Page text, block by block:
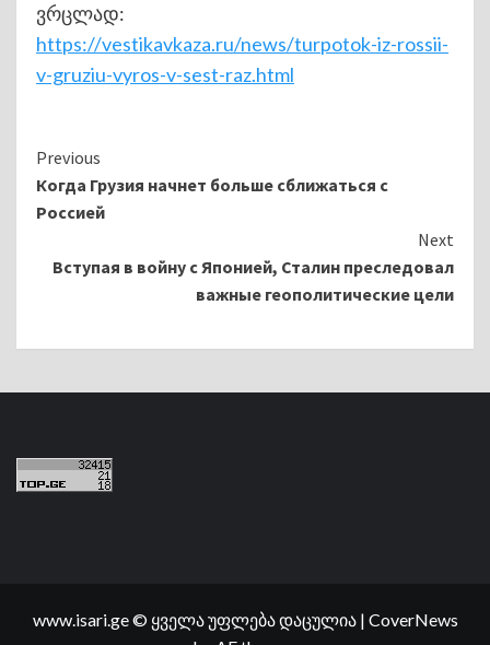
ვრცლად:
https://vestikavkaza.ru/news/turpotok-iz-rossii-
v-gruziu-vyros-v-sest-raz.html
Continue
Reading
Previous
Когда Грузия начнет больше сближаться с
Россией
Next
Вступая в войну с Японией, Сталин преследовал
важные геополитические цели
www.isari.ge © ყველა უფლება დაცულია | CoverNews